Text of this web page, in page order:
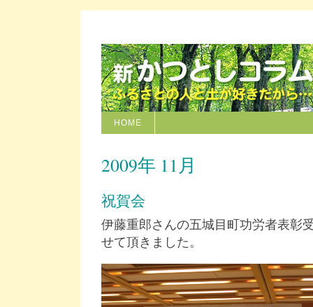
HOME
2009年 11月
祝賀会
伊藤重郎さんの五城目町功労者表彰
せて頂きました。